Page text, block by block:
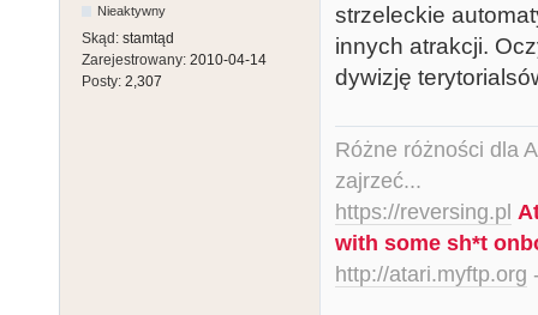
Nieaktywny
Skąd: stamtąd
Zarejestrowany: 2010-04-14
Posty: 2,307
strzeleckie
innych atrakcji.
dywizję
Różne różności dla
zajrzeć...
https://reversing.pl
with some sh*t
http://atari.myftp.org